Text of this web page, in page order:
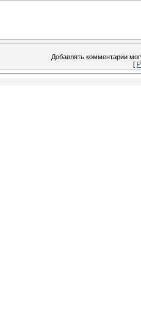
Добавлять комментарии
[